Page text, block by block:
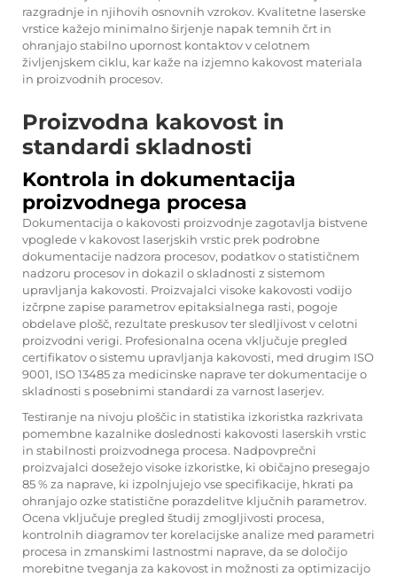
razgradnje in njihovih osnovnih vzrokov. Kvalitetne laserske
vrstice kažejo minimalno širjenje napak temnih črt in
ohranjajo stabilno upornost kontaktov v celotnem
življenjskem ciklu, kar kaže na izjemno kakovost materiala
in proizvodnih procesov.
Proizvodna kakovost in
standardi skladnosti
Kontrola in dokumentacija
proizvodnega procesa
Dokumentacija o kakovosti proizvodnje zagotavlja bistvene
vpoglede v kakovost laserjskih vrstic prek podrobne
dokumentacije nadzora procesov, podatkov o statističnem
nadzoru procesov in dokazil o skladnosti z sistemom
upravljanja kakovosti. Proizvajalci visoke kakovosti vodijo
izčrpne zapise parametrov epitaksialnega rasti, pogoje
obdelave plošč, rezultate preskusov ter sledljivost v celotni
proizvodni verigi. Profesionalna ocena vključuje pregled
certifikatov o sistemu upravljanja kakovosti, med drugim ISO
9001, ISO 13485 za medicinske naprave ter dokumentacije o
skladnosti s posebnimi standardi za varnost laserjev.
Testiranje na nivoju ploščic in statistika izkoristka razkrivata
pomembne kazalnike doslednosti kakovosti laserskih vrstic
in stabilnosti proizvodnega procesa. Nadpovprečni
proizvajalci dosežejo visoke izkoristke, ki običajno presegajo
85 % za naprave, ki izpolnjujejo vse specifikacije, hkrati pa
ohranjajo ozke statistične porazdelitve ključnih parametrov.
Ocena vključuje pregled študij zmogljivosti procesa,
kontrolnih diagramov ter korelacijske analize med parametri
procesa in zmanskimi lastnostmi naprave, da se določijo
morebitne tveganja za kakovost in možnosti za optimizacijo